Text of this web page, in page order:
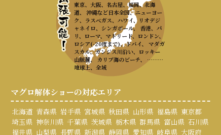
東京、大阪、名古屋、福岡、北海
道、 沖縄など日本全国、ニューヨー
ク、ラスベガス、ハワイ、リオデジ
ャネイロ、シンガポール、 香港、パ
リ、ローマ、マドリード、ロンドン、
ロシア(-20度まで)、ドバイ、 マダガ
スカル、ガンジス川沿い、ロッキー
山脈麓、 カリブ海のビーチ、 ………
地球上、全域
マグロ解体ショーの対応エリア
北海道 青森県 岩手県 宮城県 秋田県 山形県 福島県 東京都
埼玉県 神奈川県 千葉県 茨城県 栃木県 群馬県 富山県 石川県
福井県 山梨県 長野県 新潟県 静岡県 愛知県 岐阜県 大阪府